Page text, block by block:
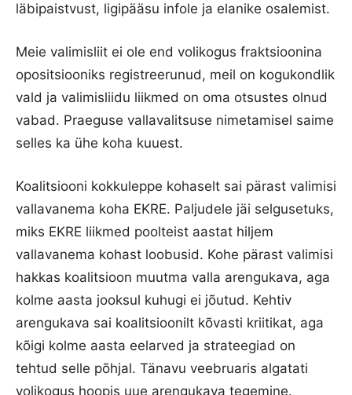
läbipaistvust, ligipääsu infole ja elanike osalemist.
Meie valimisliit ei ole end volikogus fraktsioonina
opositsiooniks registreerunud, meil on kogukondlik
vald ja valimisliidu liikmed on oma otsustes olnud
vabad. Praeguse vallavalitsuse nimetamisel saime
selles ka ühe koha kuuest.
Koalitsiooni kokkuleppe kohaselt sai pärast valimisi
vallavanema koha EKRE. Paljudele jäi selgusetuks,
miks EKRE liikmed poolteist aastat hiljem
vallavanema kohast loobusid. Kohe pärast valimisi
hakkas koalitsioon muutma valla arengukava, aga
kolme aasta jooksul kuhugi ei jõutud. Kehtiv
arengukava sai koalitsioonilt kõvasti kriitikat, aga
kõigi kolme aasta eelarved ja strateegiad on
tehtud selle põhjal. Tänavu veebruaris algatati
volikogus hoopis uue arengukava tegemine.